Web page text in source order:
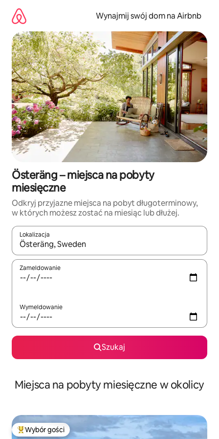
treści
Wynajmij swój dom na Airbnb
Österäng – miejsca na pobyty
miesięczne
Odkryj przyjazne miejsca na pobyt długoterminowy,
w których możesz zostać na miesiąc lub dłużej.
Lokalizacja
Gdy wyniki będą dostępne, możesz poruszać się po nich za
Zameldowanie
Wymeldowanie
Szukaj
Miejsca na pobyty miesięczne w okolicy
Najpopularniejsze z kategorii Wybór gości
Wybór gości